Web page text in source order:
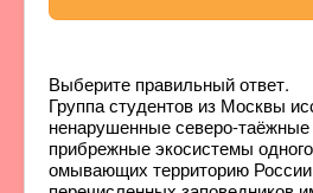
Выберите правильный ответ.
Группа студентов из Москвы
ненарушенные северо-
прибрежные экосистемы
омывающих территорию